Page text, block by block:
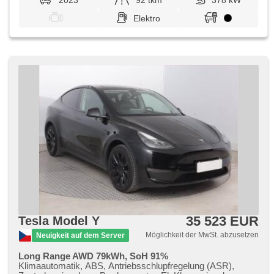
Elektro
Tesla Model Y
Neuigkeit auf dem Server
35 523 EUR
Möglichkeit der MwSt. abzusetzen
Long Range AWD 79kWh, SoH 91%
Klimaautomatik, ABS, Antriebsschlupfregelung (ASR),